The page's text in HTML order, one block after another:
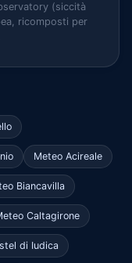
(siccità
ricomposti per
Meteo Acireale
Biancavilla
Caltagirone
di Iudica